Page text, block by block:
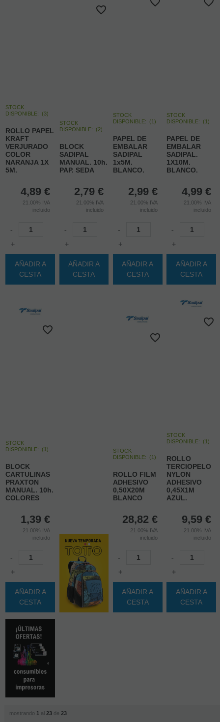
STOCK
DISPONIBLE: (3)
ROLLO PAPEL
KRAFT
VERJURADO
COLOR
NARANJA 1X
5M.
4,89 €
21.00% IVA
incluido
-
+
AÑADIR A
CESTA
STOCK
DISPONIBLE:
(2)
BLOCK
SADIPAL
MANUAL. 10h.
PAP. SEDA
2,79 €
21.00% IVA
incluido
-
+
AÑADIR A
CESTA
STOCK
DISPONIBLE: (1)
PAPEL DE
EMBALAR
SADIPAL
1x5M.
BLANCO.
2,99 €
21.00% IVA
incluido
-
+
AÑADIR A
CESTA
STOCK
DISPONIBLE: (1)
PAPEL DE
EMBALAR
SADIPAL.
1X10M.
BLANCO.
4,99 €
21.00% IVA
incluido
-
+
AÑADIR A
CESTA
STOCK
DISPONIBLE: (1)
BLOCK
CARTULINAS
PRAXTON
MANUAL. 10h.
COLORES
1,39 €
21.00% IVA
incluido
-
+
AÑADIR A
CESTA
STOCK
DISPONIBLE: (1)
ROLLO FILM
ADHESIVO
0,50X20M
BLANCO
28,82 €
21.00% IVA
incluido
-
+
AÑADIR A
CESTA
STOCK
DISPONIBLE: (1)
ROLLO
TERCIOPELO
NYLON
ADHESIVO
0,45X1M
AZUL.
9,59 €
21.00% IVA
incluido
-
+
AÑADIR A
CESTA
mostrando 1 al 23de 23